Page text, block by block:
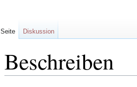
Beschreiben
Seite Diskussion